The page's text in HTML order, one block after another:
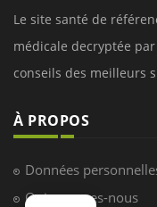
Le site santé de
médicale decryptée
conseils des meilleurs
À PROPOS
Données
Qui sommes-nous